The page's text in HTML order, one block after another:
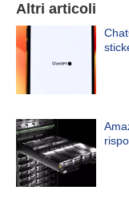
Altri articoli